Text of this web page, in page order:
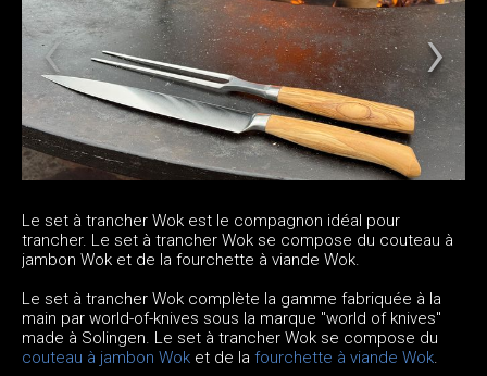
Le set à trancher Wok est le compagnon idéal pour
trancher. Le set à trancher Wok se compose du couteau à
jambon Wok et de la fourchette à viande Wok.
Le set à trancher Wok complète la gamme fabriquée à la
main par world-of-knives sous la marque "world of knives"
made à Solingen. Le set à trancher Wok se compose du
couteau à jambon Wok et de la fourchette à viande Wok.